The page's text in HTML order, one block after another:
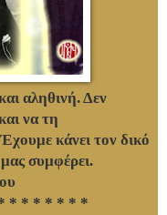
αληθινή. Δεν
να τη
κάνει τον δικό
συμφέρει.
* * *